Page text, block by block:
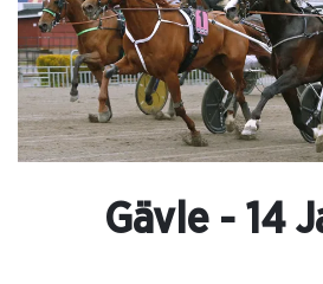
Gävle - 14